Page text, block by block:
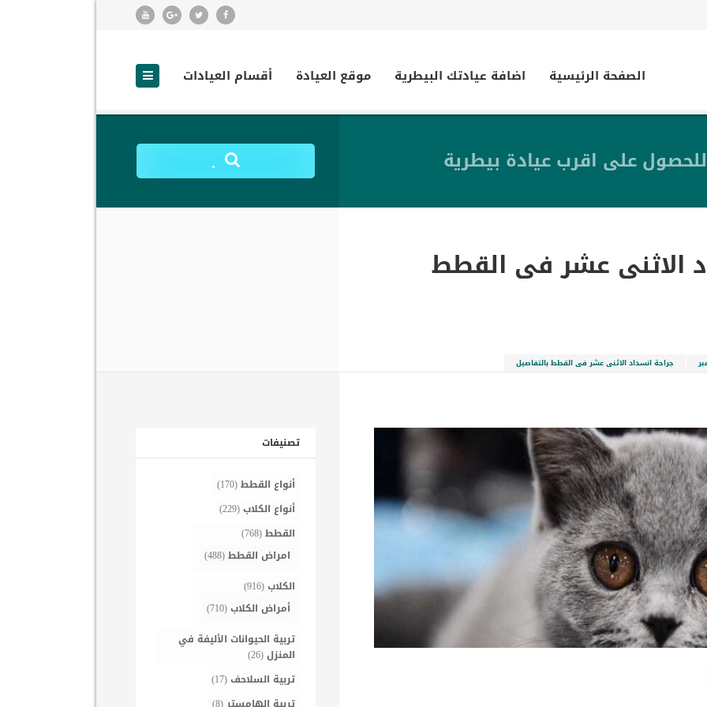
الصفحة الرئيسية اضافة عيادتك البيطرية موقع العيادة أقسام العيادات
للحصول على اقرب عيادة بيطرية .
الاثنى عشر فى القطط
جراحة انسداد الاثنى عشر فى القطط بالتفاصيل
تصنيفات
أنواع القطط(170)
أنواع الكلاب(229)
القطط(768)
امراض القطط(488)
الكلاب(916)
أمراض الكلاب(710)
تربية الحيوانات الأليفة في
المنزل(26)
تربية السلاحف(17)